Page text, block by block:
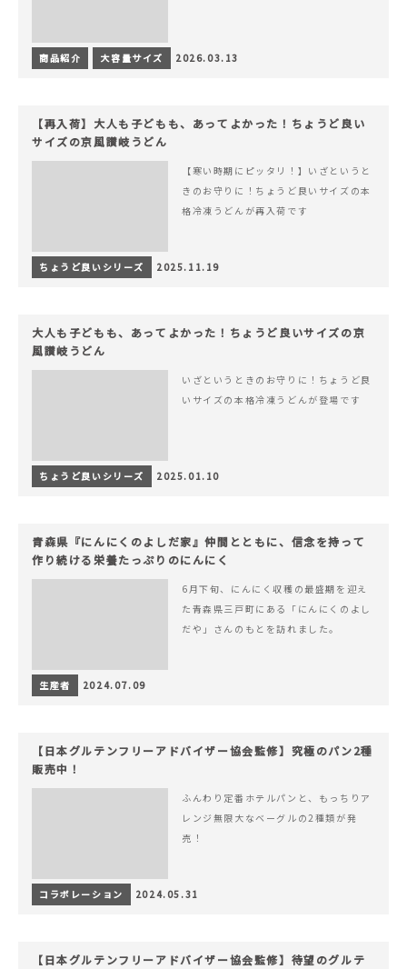
商品紹介 大容量サイズ 2026.03.13
【再入荷】大人も子どもも、あってよかった！ちょうど良い
サイズの京風讃岐うどん
【寒い時期にピッタリ！】いざというと
きのお守りに！ちょうど良いサイズの本
格冷凍うどんが再入荷です
ちょうど良いシリーズ 2025.11.19
大人も子どもも、あってよかった！ちょうど良いサイズの京
風讃岐うどん
いざというときのお守りに！ちょうど良
いサイズの本格冷凍うどんが登場です
ちょうど良いシリーズ 2025.01.10
青森県『にんにくのよしだ家』仲間とともに、信念を持って
作り続ける栄養たっぷりのにんにく
6月下旬、にんにく収穫の最盛期を迎え
た青森県三戸町にある「にんにくのよし
だや」さんのもとを訪れました。
生産者 2024.07.09
【日本グルテンフリーアドバイザー協会監修】究極のパン2種
販売中！
ふんわり定番ホテルパンと、もっちりア
レンジ無限大なベーグルの2種類が発
売！
コラボレーション 2024.05.31
【日本グルテンフリーアドバイザー協会監修】待望のグルテ